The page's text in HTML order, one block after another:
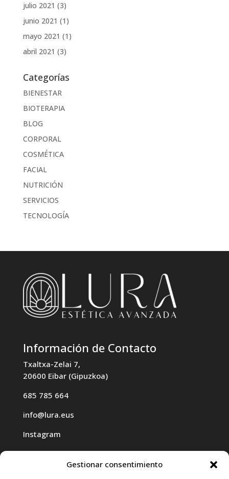
Gestionar consentimiento
julio 2021 (3)
junio 2021 (1)
mayo 2021 (1)
abril 2021 (3)
Categorías
BIENESTAR
BIOTERAPIA
BLOG
CORPORAL
COSMÉTICA
FACIAL
NUTRICIÓN
SERVICIOS
TECNOLOGÍA
Información de Contacto
Txaltxa-Zelai 7,
20600 Eibar (Gipuzkoa)
685 785 664
info@lura.eus
Instagram